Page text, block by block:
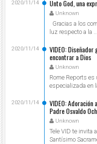
Unto God, una
Unknown
2020/11/14
Gracias a los
luz respecto a la ...
VIDEO:
encontrar a Dios
Unknown
2020/11/14
Rome Reports
especializada en
VIDEO: Adoración
Padre Osvaldo
Unknown
2020/11/14
Tele VID te invita
Santísimo